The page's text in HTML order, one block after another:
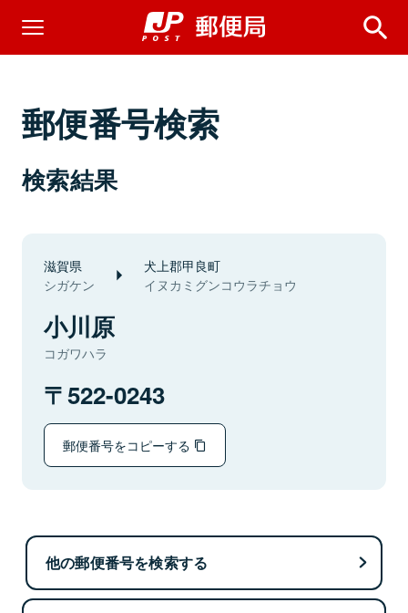
郵便番号検索
検索結果
滋賀県
シガケン
犬上郡甲良町
イヌカミグンコウラチョウ
小川原
コガワハラ
522-0243
郵便番号をコピーする
他の郵便番号を検索する